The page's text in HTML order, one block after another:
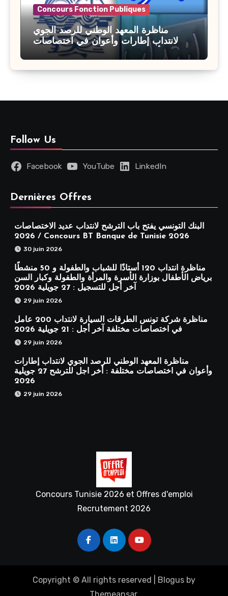
Concours Fonction Publiques
مناظرة المعهد الوطني للرصد الجوي
لانتداب إطارات وأعوان في اختصاصات
مختلفة : أخر اجل للترشح 27 جويلية 2026
Follow Us
Facebook YouTube LinkedIn
Dernières Offres
البنك التونسي يفتح باب الترشح لانتداب عديد الاختصاصات
2026 / Concours BT Banque de Tunisie 2026
30 juin 2026
مناظرة انتداب 120 أستاذًا للشباب والطفولة و 50 منشطًا
برياض الأطفال بوزارة الأسرة والمرأة والطفولة وكبار السن
آخر أجل للتسجيل : 27 جويلية 2026
29 juin 2026
مناظرة شركة تونس الطرقات السيارة لانتداب 200 عامل
في اختصاصات مختلفة آخر أجل : 21 جويلية 2026
29 juin 2026
مناظرة المعهد الوطني للرصد الجوي لانتداب إطارات
وأعوان في اختصاصات مختلفة : أخر اجل للترشح 27 جويلية
2026
29 juin 2026
Concours Tunisie 2026 et Offres d'emploi
Recrutement 2026
Copyright © All rights reserved Blogus by